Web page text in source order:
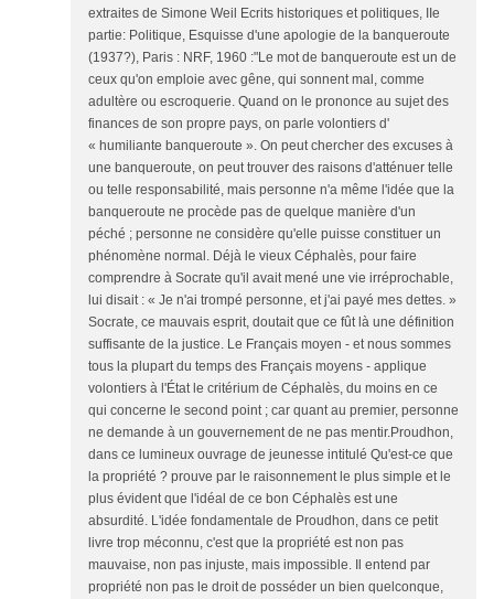
extraites de Simone Weil Ecrits historiques et politiques, IIe
partie: Politique, Esquisse d'une apologie de la banqueroute
(1937?), Paris : NRF, 1960 :"Le mot de banqueroute est un de
ceux qu'on emploie avec gêne, qui sonnent mal, comme
adultère ou escroquerie. Quand on le prononce au sujet des
finances de son propre pays, on parle volontiers d'
« humiliante banqueroute ». On peut chercher des excuses à
une banqueroute, on peut trouver des raisons d'atténuer telle
ou telle responsabilité, mais personne n'a même l'idée que la
banqueroute ne procède pas de quelque manière d'un
péché ; personne ne considère qu'elle puisse constituer un
phénomène normal. Déjà le vieux Céphalès, pour faire
comprendre à Socrate qu'il avait mené une vie irréprochable,
lui disait : « Je n'ai trompé personne, et j'ai payé mes dettes. »
Socrate, ce mauvais esprit, doutait que ce fût là une définition
suffisante de la justice. Le Français moyen - et nous sommes
tous la plupart du temps des Français moyens - applique
volontiers à l'État le critérium de Céphalès, du moins en ce
qui concerne le second point ; car quant au premier, personne
ne demande à un gouvernement de ne pas mentir.Proudhon,
dans ce lumineux ouvrage de jeunesse intitulé Qu'est-ce que
la propriété ? prouve par le raisonnement le plus simple et le
plus évident que l'idéal de ce bon Céphalès est une
absurdité. L'idée fondamentale de Proudhon, dans ce petit
livre trop méconnu, c'est que la propriété est non pas
mauvaise, non pas injuste, mais impossible. Il entend par
propriété non pas le droit de posséder un bien quelconque,